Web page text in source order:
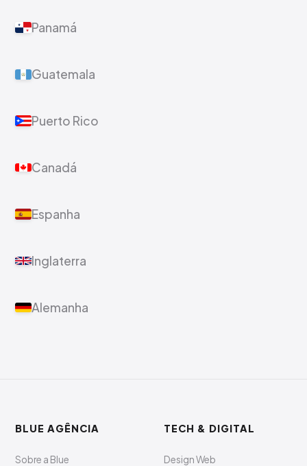
Panamá
Guatemala
Puerto Rico
Canadá
Espanha
Inglaterra
Alemanha
BLUE AGÊNCIA
Sobre a Blue
TECH & DIGITAL
Design Web